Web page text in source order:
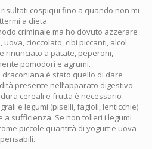
cospiqui fino a quando non mi
a dieta.
criminale ma ho dovuto azzerare
cioccolato, cibi piccanti, alcol,
rinunciato a patate, peperoni,
pomodori e agrumi.
draconiana è stato quello di dare
presente nell’apparato digestivo.
cereali e frutta è necessario
e legumi (piselli, fagioli, lenticchie)
sufficienza. Se non tolleri i legumi
piccole quantità di yogurt e uova